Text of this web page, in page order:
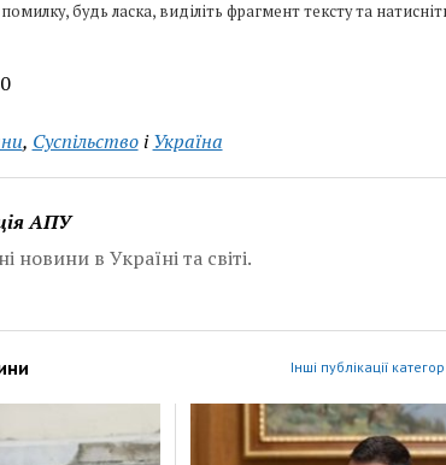
будь ласка, виділіть фрагмент тексту та
, СуспільствоіУкраїна
АПУ
новини в Україні та світі.
Інші публікації